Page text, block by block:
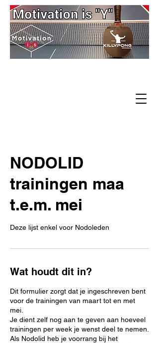
NODOLID
trainingen maa
t.e.m. mei
Deze lijst enkel voor Nodoleden
Wat houdt dit in?
Dit formulier zorgt dat je ingeschreven bent
voor de trainingen van maart tot en met
mei.
Je dient zelf nog aan te geven aan hoeveel
trainingen per week je wenst deel te nemen.
Als Nodolid heb je voorrang bij het